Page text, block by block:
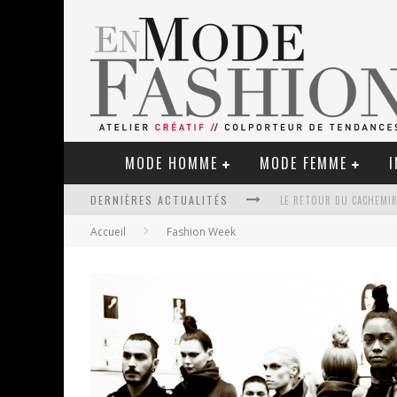
MODE HOMME MODE FEMME
DERNIÈRES ACTUALITÉS
LE RETOUR DU
Accueil Fashion Week